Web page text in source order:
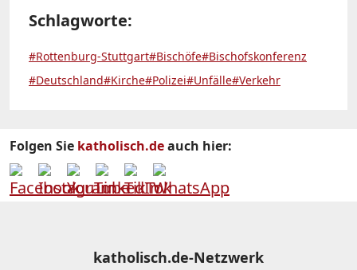
Schlagworte:
#Rottenburg-Stuttgart#Bischöfe#Bischofskonferenz
#Deutschland#Kirche#Polizei#Unfälle#Verkehr
Folgen Sie katholisch.deauch hier:
katholisch.de-Netzwerk